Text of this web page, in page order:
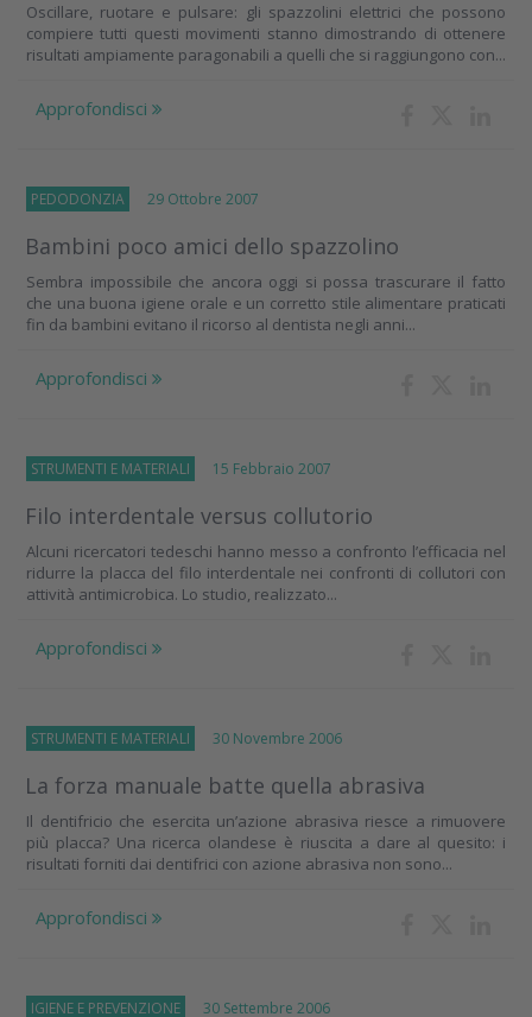
Oscillare, ruotare e pulsare: gli spazzolini elettrici che possono
compiere tutti questi movimenti stanno dimostrando di ottenere
risultati ampiamente paragonabili a quelli che si raggiungono con...
Approfondisci
PEDODONZIA 29 Ottobre 2007
Bambini poco amici dello spazzolino
Sembra impossibile che ancora oggi si possa trascurare il fatto
che una buona igiene orale e un corretto stile alimentare praticati
fin da bambini evitano il ricorso al dentista negli anni...
Approfondisci
STRUMENTI E MATERIALI 15 Febbraio 2007
Filo interdentale versus collutorio
Alcuni ricercatori tedeschi hanno messo a confronto l’efficacia nel
ridurre la placca del filo interdentale nei confronti di collutori con
attività antimicrobica. Lo studio, realizzato...
Approfondisci
STRUMENTI E MATERIALI 30 Novembre 2006
La forza manuale batte quella abrasiva
Il dentifricio che esercita un’azione abrasiva riesce a rimuovere
più placca? Una ricerca olandese è riuscita a dare al quesito: i
risultati forniti dai dentifrici con azione abrasiva non sono...
Approfondisci
IGIENE E PREVENZIONE 30 Settembre 2006